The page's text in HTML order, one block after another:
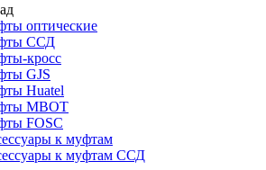
оптические
ССД
кросс
GJS
Huatel
МВОТ
FOSC
к муфтам
к муфтам ССД